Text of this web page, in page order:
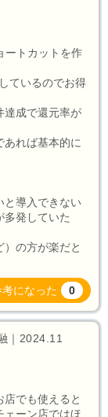
ートカットを作
ているのでお得
達成で還元率が
れば基本的に
と導入できない
多発していた
の方が楽だと
考になった 0
｜2024.11
でも使えると
ェーン店ではほ